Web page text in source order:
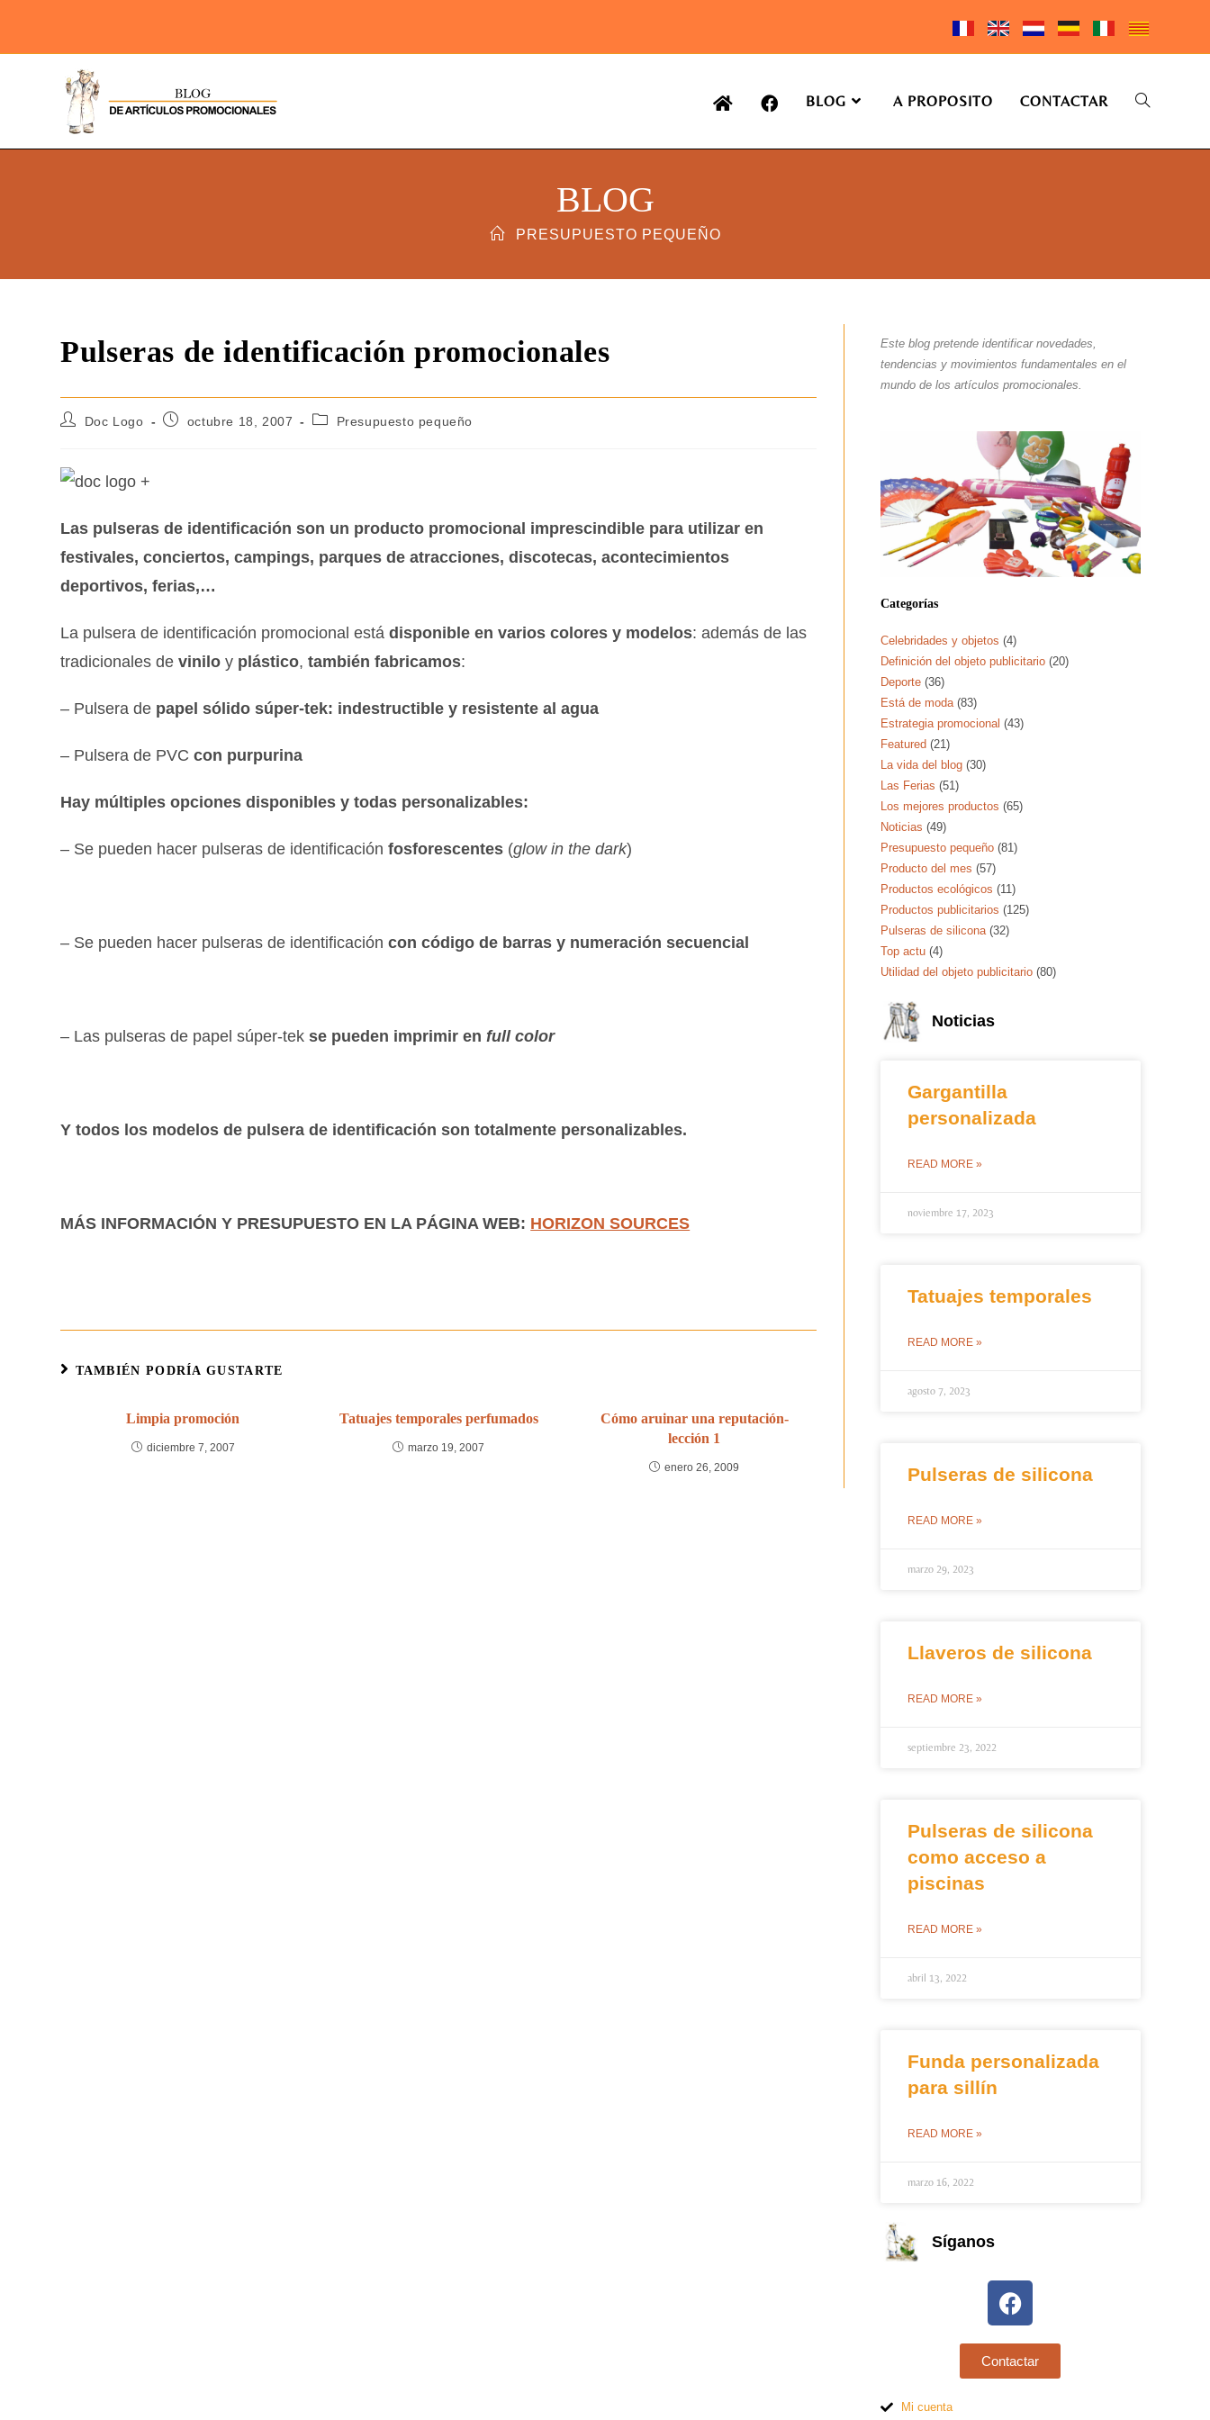
BLOG A PROPOSITO CONTACTAR
BLOG
PRESUPUESTO PEQUEÑO
Pulseras de identificación promocionales
Doc Logo octubre 18, 2007 Presupuesto pequeño
Las pulseras de identificación son un producto promocional imprescindible para utilizar en
festivales, conciertos, campings, parques de atracciones, discotecas, acontecimientos
deportivos, ferias,…
La pulsera de identificación promocional estádisponible en varios colores y modelos: además de las
tradicionales devinilo y plástico,también fabricamos:
– Pulsera de papel sólido súper-tek: indestructible y resistente al agua
– Pulsera de PVCcon purpurina
Hay múltiples opciones disponibles y todas personalizables:
– Se pueden hacer pulseras de identificaciónfosforescentes (glow in the dark)
– Se pueden hacer pulseras de identificacióncon código de barras y numeración secuencial
– Las pulseras de papel súper-tekse pueden imprimir enfull color
Y todos los modelos de pulsera de identificación son totalmente personalizables.
MÁS INFORMACIÓN Y PRESUPUESTO EN LA PÁGINA WEB: HORIZON SOURCES
TAMBIÉN PODRÍA GUSTARTE
Limpia promoción
diciembre 7, 2007
Tatuajes temporales perfumados
marzo 19, 2007
Cómo aruinar una reputación-
lección 1
enero 26, 2009
Este blog pretende identificar novedades,
tendencias y movimientos fundamentales en el
mundo de los artículos promocionales.
Categorías
Celebridades y objetos (4)
Definición del objeto publicitario (20)
Deporte (36)
Está de moda (83)
Estrategia promocional (43)
Featured (21)
La vida del blog (30)
Las Ferias (51)
Los mejores productos (65)
Noticias (49)
Presupuesto pequeño (81)
Producto del mes (57)
Productos ecológicos (11)
Productos publicitarios (125)
Pulseras de silicona (32)
Top actu (4)
Utilidad del objeto publicitario (80)
Noticias
Gargantilla
personalizada
READ MORE »
noviembre 17, 2023
Tatuajes temporales
READ MORE »
agosto 7, 2023
Pulseras de silicona
READ MORE »
marzo 29, 2023
Llaveros de silicona
READ MORE »
septiembre 23, 2022
Pulseras de silicona
como acceso a
piscinas
READ MORE »
abril 13, 2022
Funda personalizada
para sillín
READ MORE »
marzo 16, 2022
Síganos
Contactar
Mi cuenta